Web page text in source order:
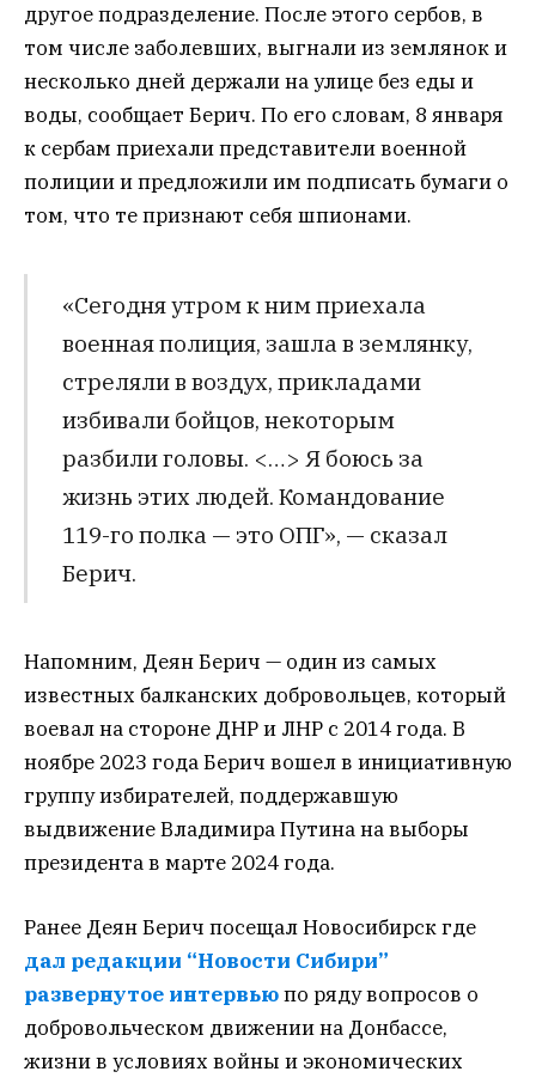
другое подразделение. После этого сербов, в
том числе заболевших, выгнали из землянок и
несколько дней держали на улице без еды и
воды, сообщает Берич. По его словам, 8 января
к сербам приехали представители военной
полиции и предложили им подписать бумаги о
том, что те признают себя шпионами.
«Сегодня утром к ним приехала
военная полиция, зашла в землянку,
стреляли в воздух, прикладами
избивали бойцов, некоторым
разбили головы. <…> Я боюсь за
жизнь этих людей. Командование
119-го полка — это ОПГ», — сказал
Берич.
Напомним, Деян Берич — один из самых
известных балканских добровольцев, который
воевал на стороне ДНР и ЛНР с 2014 года. В
ноябре 2023 года Берич вошел в инициативную
группу избирателей, поддержавшую
выдвижение Владимира Путина на выборы
президента в марте 2024 года.
Ранее Деян Берич посещал Новосибирск где
дал редакции “Новости Сибири”
развернутое интервьюпо ряду вопросов о
добровольческом движении на Донбассе,
жизни в условиях войны и экономических